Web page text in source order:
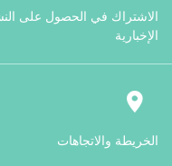
الاشتراك في الحصول على
الإخبارية
الخريطة والاتجاهات